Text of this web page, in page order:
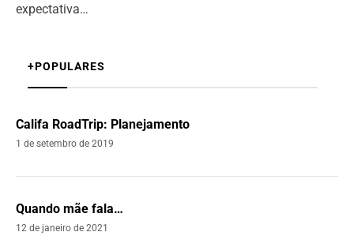
expectativa…
+POPULARES
Califa RoadTrip: Planejamento
1 de setembro de 2019
Quando mãe fala…
12 de janeiro de 2021